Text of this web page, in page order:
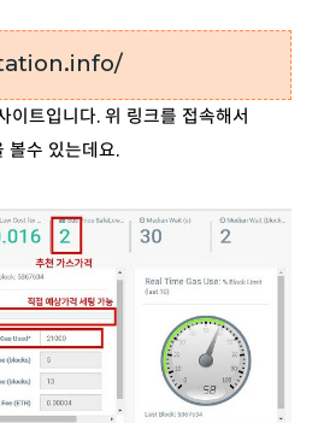
이트입니다. 위 링크를 접속해서
볼수 있는데요.